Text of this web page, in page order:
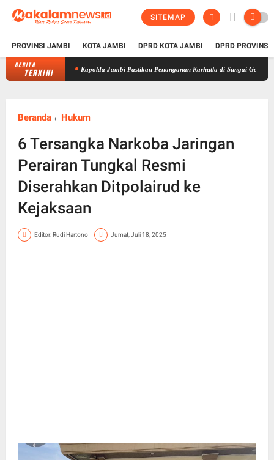
SITEMAP
PROVINSI JAMBI KOTA JAMBI DPRD KOTA JAMBI DPRD
BERITA
TERKINIKapolda Jambi Pastikan Penanganan Karhutla di Sungai Gelam Terus
Beranda Hukum
6 Tersangka Narkoba Jaringan
Perairan Tungkal Resmi
Diserahkan Ditpolairud ke
Kejaksaan
Editor: Rudi Hartono Jumat, Juli 18, 2025